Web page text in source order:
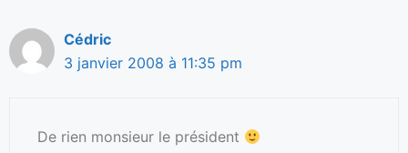
Cédric
3 janvier 2008 à 11:35 pm
De rien monsieur le président